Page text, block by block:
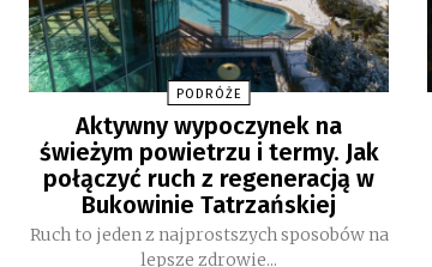
PODRÓŻE
Aktywny wypoczynek na
świeżym powietrzu i termy. Jak
połączyć ruch z regeneracją w
Bukowinie Tatrzańskiej
Ruch to jeden z najprostszych sposobów na
lepsze zdrowie...